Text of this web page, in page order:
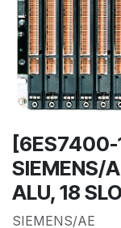
[6ES7400-
SIEMENS/
ALU, 18
SIEMENS/AE